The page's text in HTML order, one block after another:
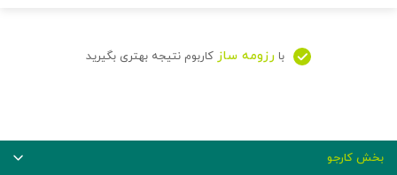
با رزومه ساز کاربوم نتیجه بهتری بگیرید
بخش کارجو